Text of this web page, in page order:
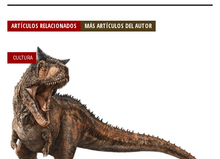
ARTÍCULOS RELACIONADOS MÁS ARTÍCULOS DEL AUTOR
CULTURA